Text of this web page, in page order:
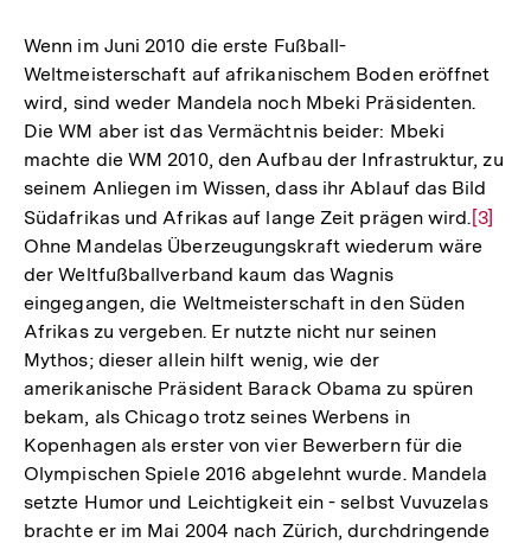
Wenn im Juni 2010 die erste Fußball-
Weltmeisterschaft auf afrikanischem Boden eröffnet
wird, sind weder Mandela noch Mbeki Präsidenten.
Die WM aber ist das Vermächtnis beider: Mbeki
machte die WM 2010, den Aufbau der Infrastruktur, zu
seinem Anliegen im Wissen, dass ihr Ablauf das Bild
Südafrikas und Afrikas auf lange Zeit prägen wird. Zur
[3]
Ohne Mandelas Überzeugungskraft wiederum wäre
der Weltfußballverband kaum das Wagnis
eingegangen, die Weltmeisterschaft in den Süden
Afrikas zu vergeben. Er nutzte nicht nur seinen
Mythos; dieser allein hilft wenig, wie der
amerikanische Präsident Barack Obama zu spüren
bekam, als Chicago trotz seines Werbens in
Kopenhagen als erster von vier Bewerbern für die
Olympischen Spiele 2016 abgelehnt wurde. Mandela
setzte Humor und Leichtigkeit ein - selbst Vuvuzelas
brachte er im Mai 2004 nach Zürich, durchdringende